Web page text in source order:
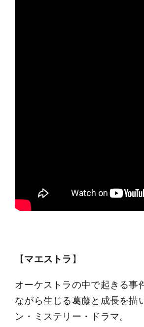
【マエストラ】
オーケストラの中で起きる事
ながら生じる葛藤と成長を描
ン・ミステリー・ドラマ。